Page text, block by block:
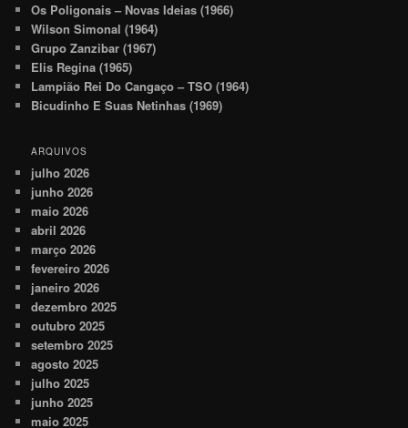
Os Poligonais – Novas Ideias (1966)
Wilson Simonal (1964)
Grupo Zanzibar (1967)
Elis Regina (1965)
Lampião Rei Do Cangaço – TSO (1964)
Bicudinho E Suas Netinhas (1969)
ARQUIVOS
julho 2026
junho 2026
maio 2026
abril 2026
março 2026
fevereiro 2026
janeiro 2026
dezembro 2025
outubro 2025
setembro 2025
agosto 2025
julho 2025
junho 2025
maio 2025